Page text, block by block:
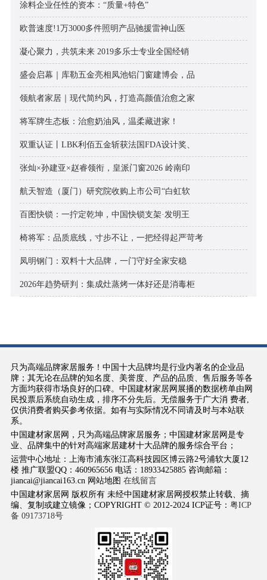
涂料企业任性的资本：“质量+特色”
欧普速度!1万3000多件照明产品驰援雷神山医
凝心聚力，共筑未来 2019多乐士专业全国经销
盛会启幕｜库勒五金亮相凤池铝门窗建博会，品
领航者家居｜现代简约风，打造高颜值治愈之家
将军牌生态板：治愈奶油风，温柔藏进家！
双重认证丨LBK利佰五金斩获法国FDA设计奖、
张灿×孙建亚×赵睿领衔，皇派门窗2026 岭南印
航天智造（厦门）研究院收购上市公司“白虹软
百图快锁：一拧定乾坤，中国快锁支架·发明王
椅将军：品质底线，寸步不让，一把经得起严苛考
凤明钢门：双料十大品牌，一门守好全家安稳
2026年趋势研判：集成灶蒸烤一体好还是消毒柜
只为高端品牌家居服务！中国十大品牌均是行业内著名的企业品
牌；其无论在品牌的知名度、美誉度、产品的品质、售后服务等各
方面均获得市场良好的口碑。中国建材家居网展播的数据榜单由网
民投票后系统自动生成，排序不分先后。无偿服务于广大消 费者,
仅供消费者购买参考依据。如有与实际情况不同请及时与本站联
系。
中国建材家居网，只为高端品牌家居服务；中国建材家居网是专
业、品牌集中的针对高端家居建材十大品牌的服务综合平台；
运营中心地址：上海市浦东张江高科技园区博云路2号浦软大厦12
楼 推广联盟QQ：460965656 电话：18933425885 咨询邮箱：
jiancai@jiancai163.cn 网站地图 在线留言
中国建材家居网 版权所有 未经中国建材家居网授权禁止转载、摘
编、复制或建立镜像；COPYRIGHT © 2012-2024 ICP证号： 粤ICP
备 09173718号